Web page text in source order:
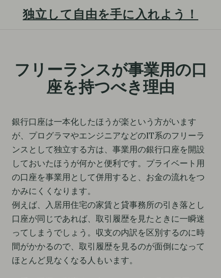
独立して自由を手に入れよう！
フリーランスが事業用の口
座を持つべき理由
銀行口座は一本化したほうが楽という方がいます
が、プログラマやエンジニアなどのIT系のフリーラ
ンスとして独立する方は、事業用の銀行口座を開設
しておいたほうが何かと便利です。プライベート用
の口座を事業用として併用すると、お金の流れをつ
かみにくくなります。
例えば、入居用住宅の家賃と貸事務所の引き落とし
口座が同じであれば、取引履歴を見たときに一瞬迷
ってしまうでしょう。収支の内訳を区別するのに時
間がかかるので、取引履歴を見るのが面倒になって
ほとんど見なくなる人もいます。